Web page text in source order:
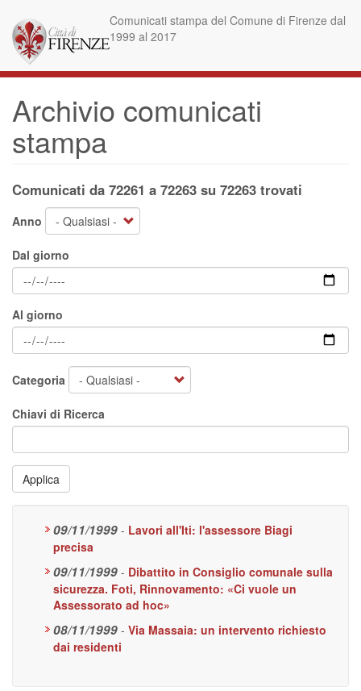
contenuto
principale
Comunicati stampa del Comune di Firenze dal
1999 al 2017
Archivio comunicati
stampa
Comunicati da 72261 a 72263 su 72263 trovati
Anno
Dal giorno
Al giorno
Categoria
Chiavi di Ricerca
Applica
09/11/1999 - Lavori all'Iti: l'assessore Biagi
precisa
09/11/1999 - Dibattito in Consiglio comunale sulla
sicurezza. Foti, Rinnovamento: «Ci vuole un
Assessorato ad hoc»
08/11/1999 - Via Massaia: un intervento richiesto
dai residenti